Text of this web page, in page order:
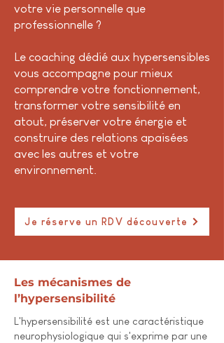
votre vie personnelle que
professionnelle ?
Le coaching dédié aux hypersensibles
vous accompagne pour mieux
comprendre votre fonctionnement,
transformer votre sensibilité en
atout, préserver votre énergie et
construire des relations apaisées
avec les autres et votre
environnement.
Je réserve un RDV découverte
Les mécanismes de
l’hypersensibilité
L'hypersensibilité est une caractéristique
neurophysiologique qui s'exprime par une